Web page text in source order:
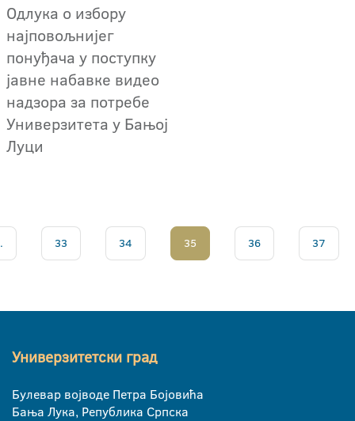
Одлука о избору
најповољнијег
понуђача у поступку
јавне набавке видео
надзора за потребе
Универзитета у Бањој
Луци
33 34 35 36 37
Универзитетски град
Булевар војводе Петра Бојовића
Бања Лука, Република Српска